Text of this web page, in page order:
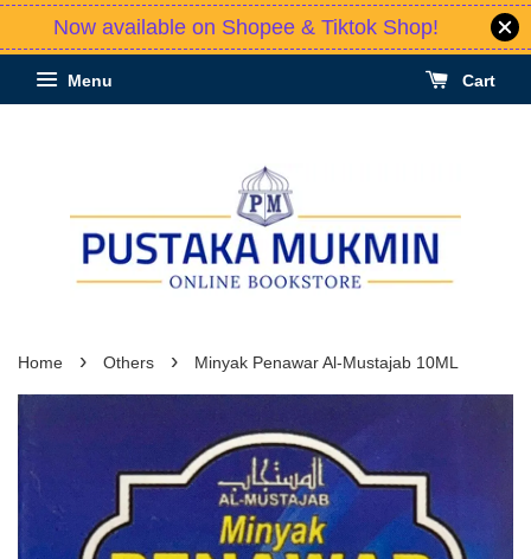
Now available on Shopee & Tiktok Shop!
Menu Cart
Home › Others › Minyak Penawar Al-Mustajab 10ML